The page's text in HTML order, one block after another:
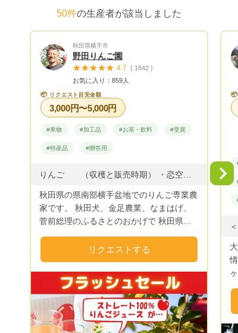
50件の生産者が該当しました
秋田県横手市
野田りんご園
4.7 ( 1842 )
お気に入り：859人
📦 リクエスト目安金額
3,000円〜5,000円
#果物 #加工品 #お茶・飲料 #受賞
#特産品 #贈答用
秋田県の県南部横手盆地でのりんご専業農
家です。 秋田犬、金足農業、なまはげ、
菅前総理のふるさとのおかげで 秋田県は
6人家族で、 猫の名前はちびちゃんです。
りんごを作るのは リンゴの樹で 私はり
んごの出来る環境作りが仕事です。 健康
な「りんごの樹」は、お日様を十分にあび
ると、青々とした葉っぱが生えてきます。
そして、それらから良い花芽ができ、美味
リクエストする
📦
Next